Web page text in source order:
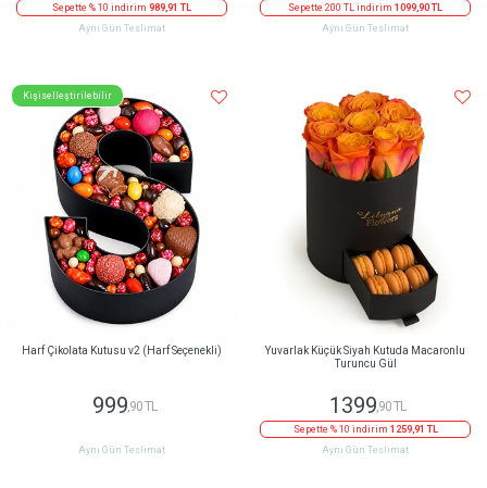
Sepette % 10 indirim 989,91 TL
Aynı Gün Teslimat
Sepette 200 TL indirim 1099,90 TL
Aynı Gün Teslimat
Kişiselleştirilebilir
Harf Çikolata Kutusu v2 (Harf Seçenekli)
999,90 TL
Aynı Gün Teslimat
Yuvarlak Küçük Siyah Kutuda Macaronlu
Turuncu Gül
1399,90 TL
Sepette % 10 indirim 1259,91 TL
Aynı Gün Teslimat